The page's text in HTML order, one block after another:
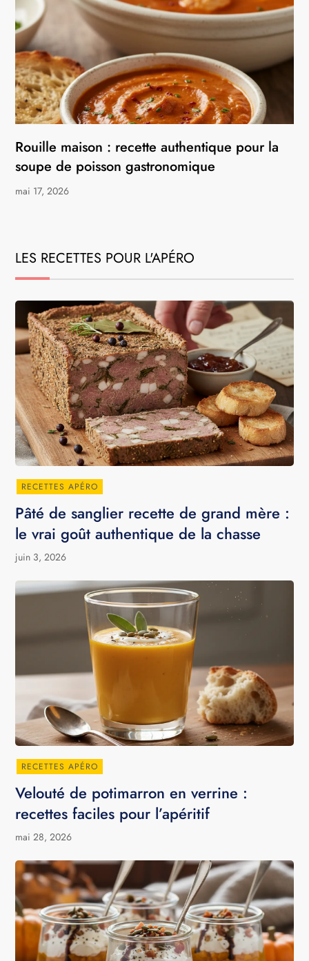
Rouille maison : recette authentique pour la
soupe de poisson gastronomique
mai 17, 2026
LES RECETTES POUR L'APÉRO
RECETTES APÉRO
Pâté de sanglier recette de grand mère :
le vrai goût authentique de la chasse
juin 3, 2026
RECETTES APÉRO
Velouté de potimarron en verrine :
recettes faciles pour l’apéritif
mai 28, 2026